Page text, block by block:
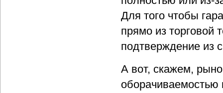
Для того чтобы
прямо из торговой
подтверждение из
А вот, скажем,
оборачиваемостью